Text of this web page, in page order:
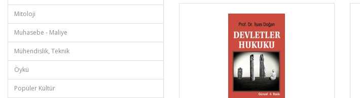
Mitoloji
Muhasebe - Maliye
Mühendislik, Teknik
Öykü
Popüler Kültür